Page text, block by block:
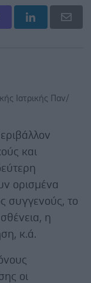
Ιατρικής Παν/
και
ορισμένα
συγγενούς, το
η
κ.ά.
οι